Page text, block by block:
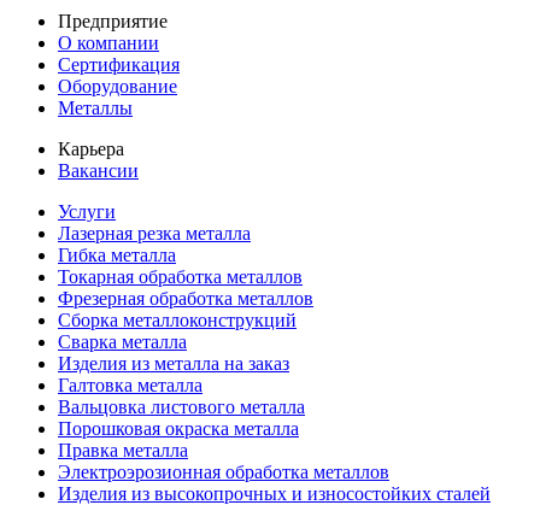
Предприятие
О компании
Сертификация
Оборудование
Металлы
Карьера
Вакансии
Услуги
Лазерная резка металла
Гибка металла
Токарная обработка металлов
Фрезерная обработка металлов
Сборка металлоконструкций
Сварка металла
Изделия из металла на заказ
Галтовка металла
Вальцовка листового металла
Порошковая окраска металла
Правка металла
Электроэрозионная обработка металлов
Изделия из высокопрочных и износостойких сталей